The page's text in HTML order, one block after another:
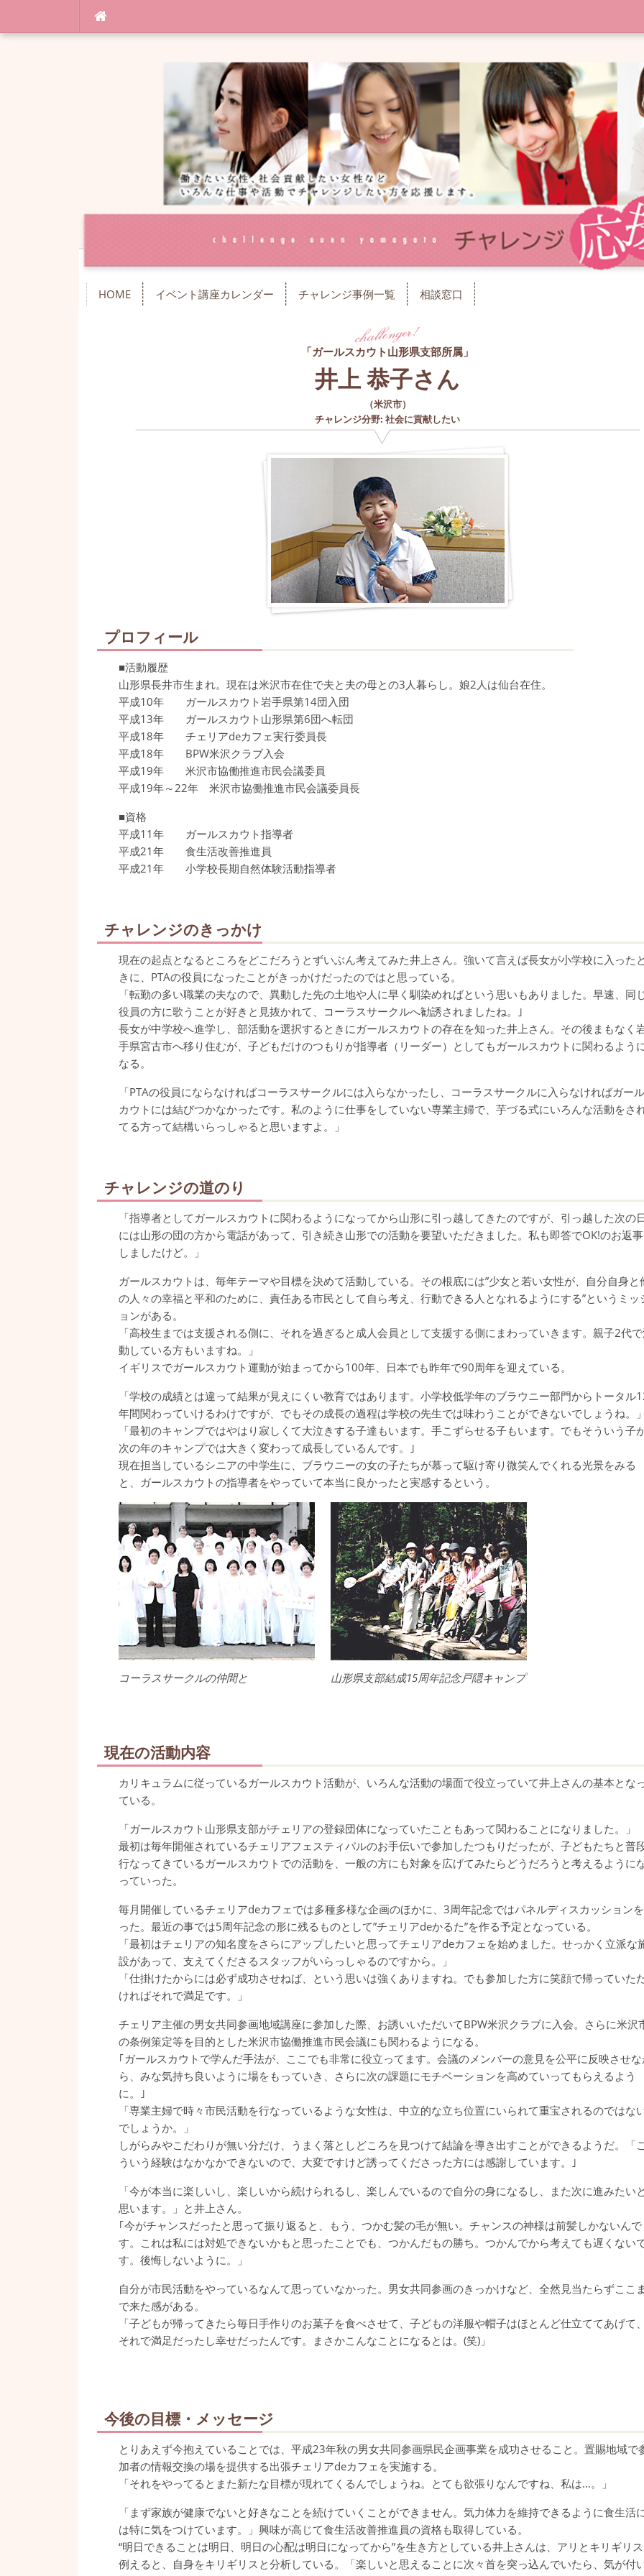
HOME イベント講座カレンダー チャレンジ事例一覧 相談窓口
「ガールスカウト山形県支部所属」
井上 恭子さん
（米沢市）
チャレンジ分野:社会に貢献したい
プロフィール
■活動履歴
山形県長井市生まれ。現在は米沢市在住で夫と夫の母との3人暮らし。娘2人は仙台在住。
平成10年 ガールスカウト岩手県第14団入団
平成13年 ガールスカウト山形県第6団へ転団
平成18年 チェリアdeカフェ実行委員長
平成18年 BPW米沢クラブ入会
平成19年 米沢市協働推進市民会議委員
平成19年～22年 米沢市協働推進市民会議委員長
■資格
平成11年 ガールスカウト指導者
平成21年 食生活改善推進員
平成21年 小学校長期自然体験活動指導者
チャレンジのきっかけ
現在の起点となるところをどこだろうとずいぶん考えてみた井上さん。強いて言えば長女が小学校に入った
きに、PTAの役員になったことがきっかけだったのではと思っている。
「転勤の多い職業の夫なので、異動した先の土地や人に早く馴染めればという思いもありました。早速、同
役員の方に歌うことが好きと見抜かれて、コーラスサークルへ勧誘されましたね。｣
長女が中学校へ進学し、部活動を選択するときにガールスカウトの存在を知った井上さん。その後まもなく
手県宮古市へ移り住むが、子どもだけのつもりが指導者（リーダー）としてもガールスカウトに関わるよう
なる。
「PTAの役員にならなければコーラスサークルには入らなかったし、コーラスサークルに入らなければガー
カウトには結びつかなかったです。私のように仕事をしていない専業主婦で、芋づる式にいろんな活動をさ
てる方って結構いらっしゃると思いますよ。」
チャレンジの道のり
「指導者としてガールスカウトに関わるようになってから山形に引っ越してきたのですが、引っ越した次の
には山形の団の方から電話があって、引き続き山形での活動を要望いただきました。私も即答でOK!のお返
しましたけど。」
ガールスカウトは、毎年テーマや目標を決めて活動している。その根底には”少女と若い女性が、自分自身と
の人々の幸福と平和のために、責任ある市民として自ら考え、行動できる人となれるようにする”というミッ
ョンがある。
「高校生までは支援される側に、それを過ぎると成人会員として支援する側にまわっていきます。親子2代
動している方もいますね。」
イギリスでガールスカウト運動が始まってから100年、日本でも昨年で90周年を迎えている。
「学校の成績とは違って結果が見えにくい教育ではあります。小学校低学年のブラウニー部門からトータル
年間関わっていけるわけですが、でもその成長の過程は学校の先生では味わうことができないでしょうね。
「最初のキャンプではやはり寂しくて大泣きする子達もいます。手こずらせる子もいます。でもそういう子
次の年のキャンプでは大きく変わって成長しているんです。｣
現在担当しているシニアの中学生に、ブラウニーの女の子たちが慕って駆け寄り微笑んでくれる光景をみる
と、ガールスカウトの指導者をやっていて本当に良かったと実感するという。
コーラスサークルの仲間と 山形県支部結成15周年記念戸隠キャンプ
現在の活動内容
カリキュラムに従っているガールスカウト活動が、いろんな活動の場面で役立っていて井上さんの基本とな
ている。
「ガールスカウト山形県支部がチェリアの登録団体になっていたこともあって関わることになりました。」
最初は毎年開催されているチェリアフェスティバルのお手伝いで参加したつもりだったが、子どもたちと普
行なってきているガールスカウトでの活動を、一般の方にも対象を広げてみたらどうだろうと考えるように
っていった。
毎月開催しているチェリアdeカフェでは多種多様な企画のほかに、3周年記念ではパネルディスカッション
った。最近の事では5周年記念の形に残るものとして”チェリアdeかるた”を作る予定となっている。
「最初はチェリアの知名度をさらにアップしたいと思ってチェリアdeカフェを始めました。せっかく立派な
設があって、支えてくださるスタッフがいらっしゃるのですから。」
「仕掛けたからには必ず成功させねば、という思いは強くありますね。でも参加した方に笑顔で帰っていた
ければそれで満足です。」
チェリア主催の男女共同参画地域講座に参加した際、お誘いいただいてBPW米沢クラブに入会。さらに米沢
の条例策定等を目的とした米沢市協働推進市民会議にも関わるようになる。
｢ガールスカウトで学んだ手法が、ここでも非常に役立ってます。会議のメンバーの意見を公平に反映させな
ら、みな気持ち良いように場をもっていき、さらに次の課題にモチベーションを高めていってもらえるよう
に。｣
「専業主婦で時々市民活動を行なっているような女性は、中立的な立ち位置にいられて重宝されるのではな
でしょうか。」
しがらみやこだわりが無い分だけ、うまく落としどころを見つけて結論を導き出すことができるようだ。「
ういう経験はなかなかできないので、大変ですけど誘ってくださった方には感謝しています。｣
「今が本当に楽しいし、楽しいから続けられるし、楽しんでいるので自分の身になるし、また次に進みたい
思います。」と井上さん。
｢今がチャンスだったと思って振り返ると、もう、つかむ髪の毛が無い。チャンスの神様は前髪しかないんで
す。これは私には対処できないかもと思ったことでも、つかんだもの勝ち。つかんでから考えても遅くない
す。後悔しないように。」
自分が市民活動をやっているなんて思っていなかった。男女共同参画のきっかけなど、全然見当たらずここ
で来た感がある。
「子どもが帰ってきたら毎日手作りのお菓子を食べさせて、子どもの洋服や帽子はほとんど仕立ててあげて
それで満足だったし幸せだったんです。まさかこんなことになるとは。(笑)」
今後の目標・メッセージ
とりあえず今抱えていることでは、平成23年秋の男女共同参画県民企画事業を成功させること。置賜地域で
加者の情報交換の場を提供する出張チェリアdeカフェを実施する。
「それをやってるとまた新たな目標が現れてくるんでしょうね。とても欲張りなんですね、私は…。」
「まず家族が健康でないと好きなことを続けていくことができません。気力体力を維持できるように食生活
は特に気をつけています。」興味が高じて食生活改善推進員の資格も取得している。
“明日できることは明日、明日の心配は明日になってから”を生き方としている井上さんは、アリとキリギリ
例えると、自身をキリギリスと分析している。「楽しいと思えることに次々首を突っ込んでいたら、気が付